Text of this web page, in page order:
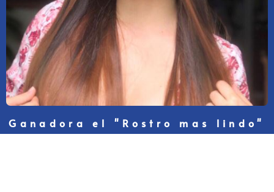
Ganadora el "Rostro mas lindo"